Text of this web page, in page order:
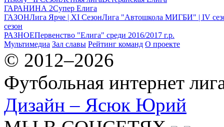
ГАРАНИНА 2Супер Елига
ГАЗОНЛига Ярче | XI СезонЛига "Автошкола МИГБИ" | IV
сезон
РАЗНОЕПервенство "Елига" среди 2016/2017 г.р.
Мультимедиа Зал славы Рейтинг команд О проекте
© 2012–2026
Футбольная интернет
Дизайн – Ясюк Юрий